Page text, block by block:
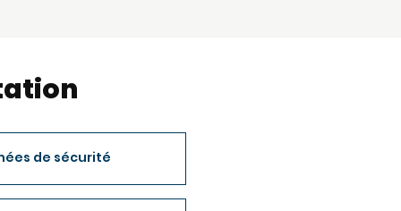
de sécurité